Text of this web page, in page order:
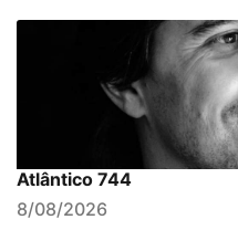
Atlântico 744
8/08/2026